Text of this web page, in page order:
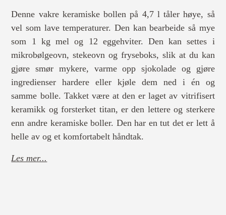
Denne vakre keramiske bollen på 4,7 l tåler høye, så
vel som lave temperaturer. Den kan bearbeide så mye
som 1 kg mel og 12 eggehviter. Den kan settes i
mikrobølgeovn, stekeovn og fryseboks, slik at du kan
gjøre smør mykere, varme opp sjokolade og gjøre
ingredienser hardere eller kjøle dem ned i én og
samme bolle. Takket være at den er laget av vitrifisert
keramikk og forsterket titan, er den lettere og sterkere
enn andre keramiske boller. Den har en tut det er lett å
helle av og et komfortabelt håndtak.
Les mer...